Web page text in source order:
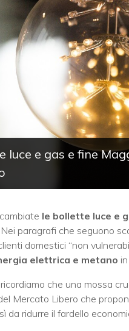
luce e gas e fine
le bollette luce e
Nei paragrafi che seguono
domestici “non
elettrica e metano
ricordiamo che una mossa
Mercato Libero che
da ridurre il fardello